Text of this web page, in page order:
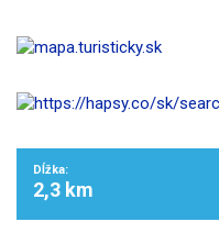
Dĺžka:
2,3 km